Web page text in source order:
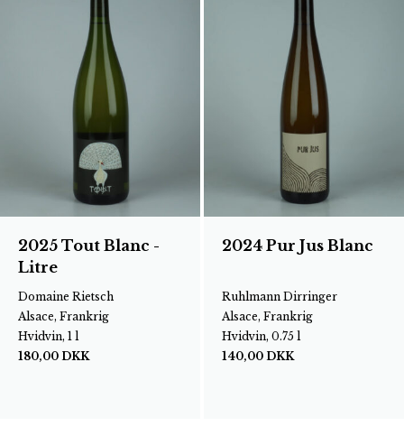
2025 Tout Blanc -
Litre
Domaine Rietsch
Alsace, Frankrig
Hvidvin, 1 l
180,00 DKK
2024 Pur Jus Blanc
Ruhlmann Dirringer
Alsace, Frankrig
Hvidvin, 0.75 l
140,00 DKK